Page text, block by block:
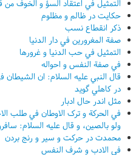
التمثيل في اعتقاد السؤ و الخوف من
حکايت در ظالم و مظلوم
ذکر انقطاع نسب
صفة المغرورين في دار الدنيا
التمثيل في حب الدنيا و غرورها
في صفة النفس و احواله
قال النبي عليه السلام: ان
در کاهلي گويد
مثل اندر حال ادبار
في الحرکة و ترک الاوطان في طلب
ولو بالصين، و قال عليه السلام:
محمدت در حرکت و سير و رنج بردن
في الادب و شرف النفس